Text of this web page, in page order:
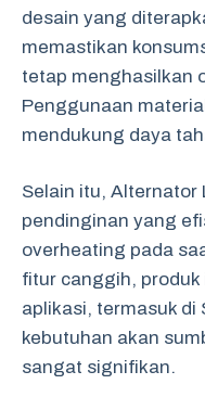
desain yang
memastikan
tetap menghasilkan
Penggunaan
mendukung daya
Selain itu, Alternator
pendinginan yang
overheating pada
fitur canggih, produk
aplikasi, termasuk di
kebutuhan akan
sangat signifikan.